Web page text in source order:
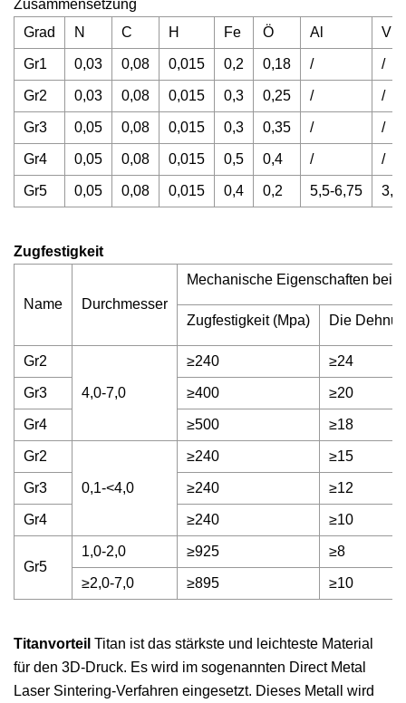
Zusammensetzung
Grad
N C H Fe Ö Al V
Gr1 0,03 0,08 0,015 0,2 0,18 / /
Gr2 0,03 0,08 0,015 0,3 0,25 / /
Gr3 0,05 0,08 0,015 0,3 0,35 / /
Gr4 0,05 0,08 0,015 0,5 0,4 / /
Gr5 0,05 0,08 0,015 0,4 0,2 5,5-6,75
Zugfestigkeit
Name Durchmesser
Mechanische Eigenschaften bei
Zugfestigkeit (Mpa) Die
Gr2
4,0-7,0
≥240 ≥24
Gr3 ≥400 ≥20
Gr4 ≥500 ≥18
Gr2
0,1-<4,0
≥240 ≥15
Gr3 ≥240 ≥12
Gr4 ≥240 ≥10
Gr5
1,0-2,0 ≥925 ≥8
≥2,0-7,0 ≥895 ≥10
Titanvorteil Titan ist das stärkste und leichteste Material
für den 3D-Druck. Es wird im sogenannten Direct Metal
Laser Sintering-Verfahren eingesetzt. Dieses Metall wird